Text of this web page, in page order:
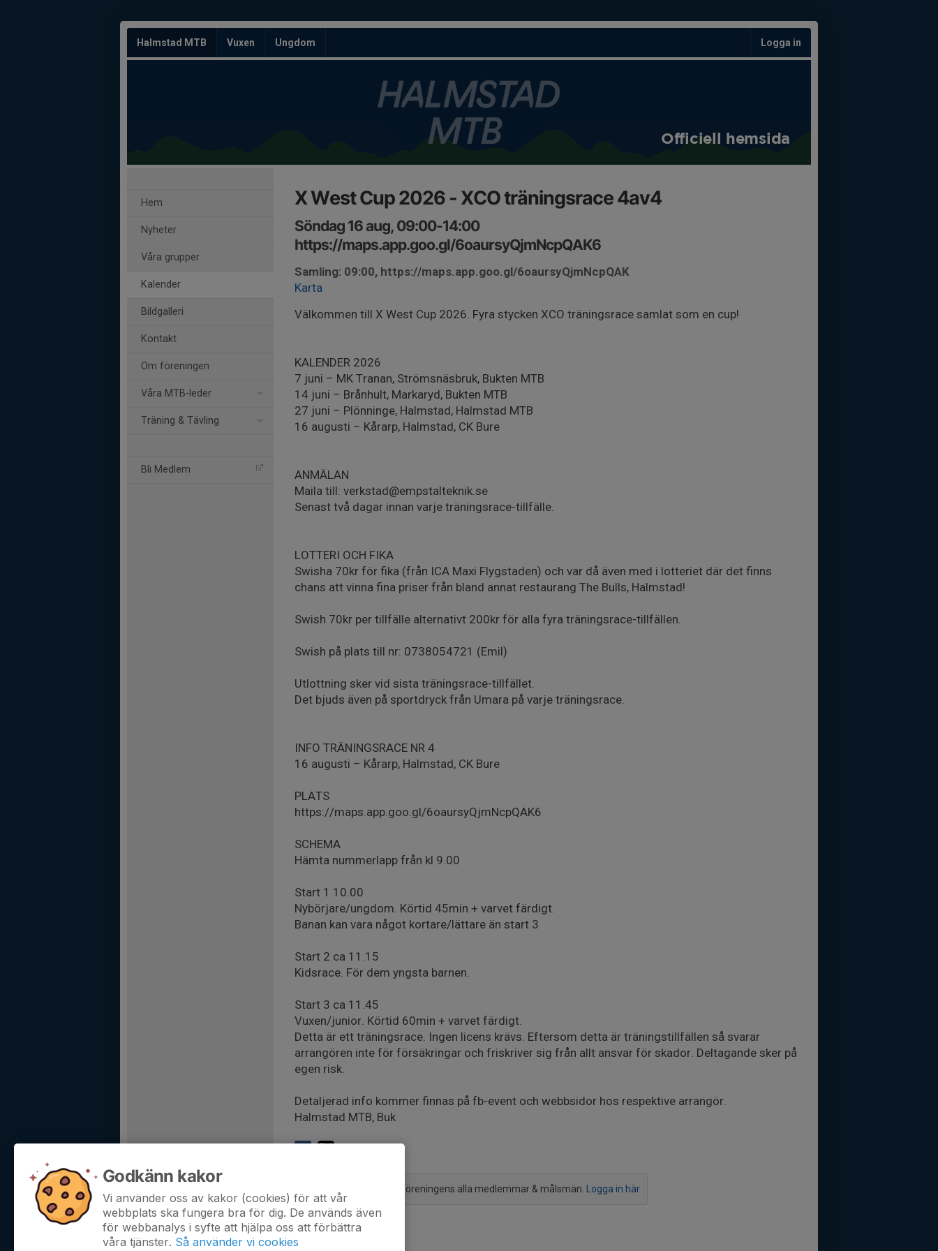
Halmstad MTB Vuxen Ungdom Logga in
Officiell hemsida
Hem
Nyheter
Våra grupper
Kalender
Bildgalleri
Kontakt
Om föreningen
Våra MTB‑leder
Träning & Tävling
Bli Medlem
X West Cup 2026 - XCO träningsrace 4av4
Söndag 16 aug, 09:00-14:00
https://maps.app.goo.gl/6oaursyQjmNcpQAK6
Samling: 09:00, https://maps.app.goo.gl/6oaursyQjmNcpQAK
Karta
Välkommen till X West Cup 2026. Fyra stycken XCO träningsrace samlat som en cup!
KALENDER 2026
7 juni – MK Tranan, Strömsnäsbruk, Bukten MTB
14 juni – Brånhult, Markaryd, Bukten MTB
27 juni – Plönninge, Halmstad, Halmstad MTB
16 augusti – Kårarp, Halmstad, CK Bure
ANMÄLAN
Maila till: verkstad@empstalteknik.se
Senast två dagar innan varje träningsrace-tillfälle.
LOTTERI OCH FIKA
Swisha 70kr för fika (från ICA Maxi Flygstaden) och var då även med i lotteriet där det finns
chans att vinna fina priser från bland annat restaurang The Bulls, Halmstad!
Swish 70kr per tillfälle alternativt 200kr för alla fyra träningsrace-tillfällen.
Swish på plats till nr: 0738054721 (Emil)
Utlottning sker vid sista träningsrace-tillfället.
Det bjuds även på sportdryck från Umara på varje träningsrace.
INFO TRÄNINGSRACE NR 4
16 augusti – Kårarp, Halmstad, CK Bure
PLATS
https://maps.app.goo.gl/6oaursyQjmNcpQAK6
SCHEMA
Hämta nummerlapp från kl 9.00
Start 1 10.00
Nybörjare/ungdom. Körtid 45min + varvet färdigt.
Banan kan vara något kortare/lättare än start 3
Start 2 ca 11.15
Kidsrace. För dem yngsta barnen.
Start 3 ca 11.45
Vuxen/junior. Körtid 60min + varvet färdigt.
Detta är ett träningsrace. Ingen licens krävs. Eftersom detta är träningstillfällen så svarar
arrangören inte för försäkringar och friskriver sig från allt ansvar för skador. Deltagande sker på
egen risk.
Detaljerad info kommer finnas på fb-event och webbsidor hos respektive arrangör.
Halmstad MTB, Buk
Anmälan är öppen för föreningens alla medlemmar & målsmän. Logga in här
Godkänn kakor
Vi använder oss av kakor (cookies) för att vår
webbplats ska fungera bra för dig. De används även
för webbanalys i syfte att hjälpa oss att förbättra
våra tjänster. Så använder vi cookies